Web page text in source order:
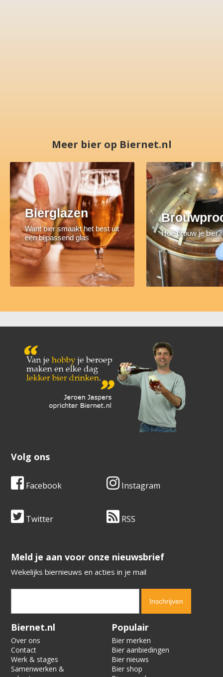
Meer bier op Biernet.nl
Bierglazen
Want bier smaakt het best uit
een bijpassend glas
Hoe brouw je bier?
Volg ons
Facebook Instagram
Twitter RSS
​​​​​​​Meld je aan voor onze nieuwsbrief
Wekelijks biernieuws en acties in je mail
Verification code:
Biernet.nl
Over ons
Contact
Werk & stages
Samenwerken &
Populair
Bier merken
Bier aanbiedingen
Bier nieuws
Bier shop